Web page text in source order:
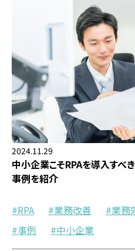
2024.11.29
中小企業こそRPAを導入すべ
事例を紹介
RPA 業務改善 業務
事例
中小企業